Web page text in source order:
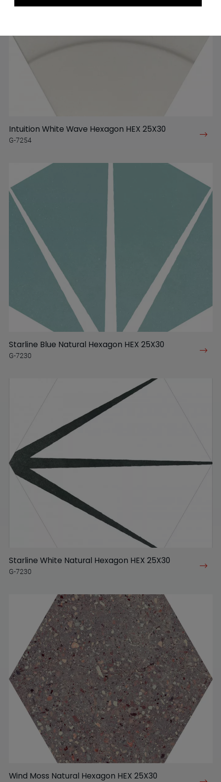
Intuition White Wave Hexagon HEX 25X30
G-7254
Starline Blue Natural Hexagon HEX 25X30
G-7230
Starline White Natural Hexagon HEX 25X30
G-7230
Wind Moss Natural Hexagon HEX 25X30